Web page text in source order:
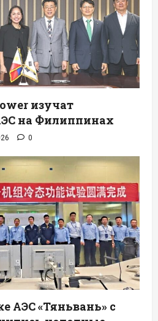
изучат
на Филиппинах
0
АЭС «Тяньвань» с